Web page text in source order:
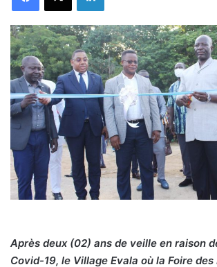
Après deux (02) ans de veille en raison
Covid-19, le Village Evala où la Foire